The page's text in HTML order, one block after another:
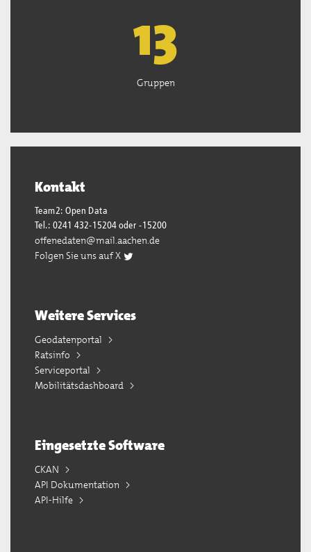
13
Gruppen
Kontakt
Team2: Open Data
Tel.: 0241 432-15204 oder -15200
offenedaten@mail.aachen.de
Folgen Sie uns auf X
Weitere Services
Geodatenportal
Ratsinfo
Serviceportal
Mobilitätsdashboard
Eingesetzte Software
CKAN
API Dokumentation
API-Hilfe